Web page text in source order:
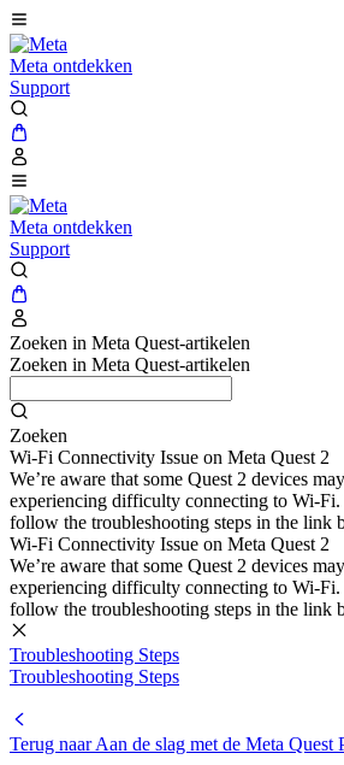
Meta ontdekken
Support
Meta ontdekken
Support
Zoeken in Meta Quest-artikelen
Zoeken in Meta Quest-artikelen
Zoeken
Wi-Fi Connectivity Issue on Meta Quest 2
We’re aware that some Quest 2 devices
experiencing difficulty connecting to Wi-Fi.
follow the troubleshooting steps in the link
Wi-Fi Connectivity Issue on Meta Quest 2
We’re aware that some Quest 2 devices
experiencing difficulty connecting to Wi-Fi.
follow the troubleshooting steps in the link
Troubleshooting Steps
Troubleshooting Steps
Terug naar Aan de slag met de Meta Quest